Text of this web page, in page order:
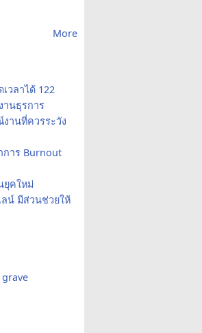
More
วลาได้ 122
านธุรการ
านที่ควรระวัง
การ Burnout
ยุคใหม่
น์ มีส่วนช่วยให้